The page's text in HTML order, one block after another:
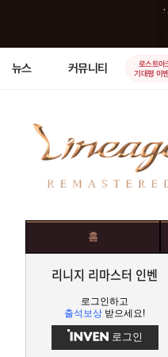
뉴스 커뮤니티
로스트아
기대평 이
홈
리니지 리마스터 인벤
로그인하고
출석보상 받으세요!
로그인